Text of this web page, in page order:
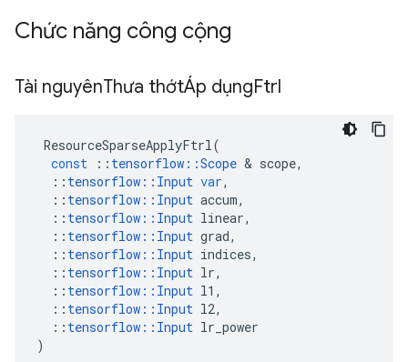
Chức năng công cộng
Tài nguyênThưa thớtÁp dụngFtrl
ResourceSparseApplyFtrl(
const
:: tensorflow ::Scope & scope,
:: tensorflow :: Input var,
:: tensorflow :: Input accum,
:: tensorflow :: Input linear,
:: tensorflow :: Input grad,
:: tensorflow :: Input indices,
:: tensorflow :: Input lr,
:: tensorflow :: Input l1 ,
:: tensorflow :: Input l2,
:: tensorflow :: Input lr_power
)